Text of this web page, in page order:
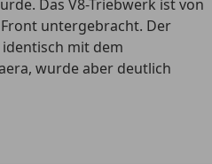
Das V8-Triebwerk ist von
untergebracht. Der
mit dem
wurde aber deutlich